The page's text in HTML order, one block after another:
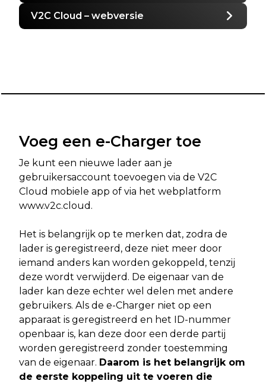
V2C Cloud – webversie
Voeg een e-Charger toe
Je kunt een nieuwe lader aan je
gebruikersaccount toevoegen via de V2C
Cloud mobiele app of via het webplatform
www.v2c.cloud.
Het is belangrijk op te merken dat, zodra de
lader is geregistreerd, deze niet meer door
iemand anders kan worden gekoppeld, tenzij
deze wordt verwijderd. De eigenaar van de
lader kan deze echter wel delen met andere
gebruikers. Als de e-Charger niet op een
apparaat is geregistreerd en het ID-nummer
openbaar is, kan deze door een derde partij
worden geregistreerd zonder toestemming
van de eigenaar. Daarom is het belangrijk om
de eerste koppeling uit te voeren die